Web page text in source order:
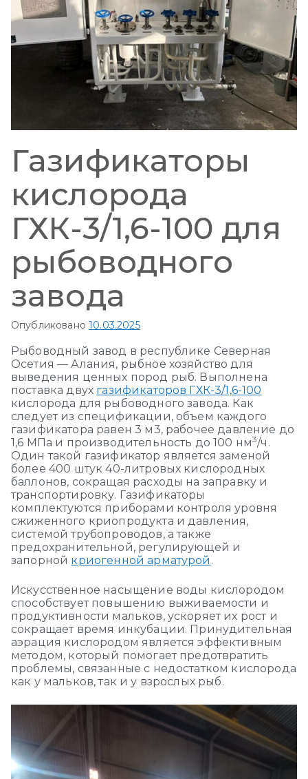
Газификаторы
кислорода
ГХК-3/1,6-100 для
рыбоводного
завода
Опубликовано10.03.2025
Рыбоводный завод в республике Северная
Осетия — Алания, рыбное хозяйство для
выведения ценных пород рыб. Выполнена
поставка двух газификаторов ГХК-3/1,6-100
кислорода для рыбоводного завода. Как
следует из спецификации, объем каждого
газификатора равен 3 м3, рабочее давление до
1,6 МПа и производительность до 100 нм3/ч.
Один такой газификатор является заменой
более 400 штук 40-литровых кислородных
баллонов, сокращая расходы на заправку и
транспортировку. Газификаторы
комплектуются приборами контроля уровня
сжиженного криопродукта и давления,
системой трубопроводов, а также
предохранительной, регулирующей и
запорной криогенной арматурой .
Искусственное насыщение воды кислородом
способствует повышению выживаемости и
продуктивности мальков, ускоряет их рост и
сокращает время инкубации. Принудительная
аэрация кислородом является эффективным
методом, который помогает предотвратить
проблемы, связанные с недостатком кислорода
как у мальков, так и у взрослых рыб.